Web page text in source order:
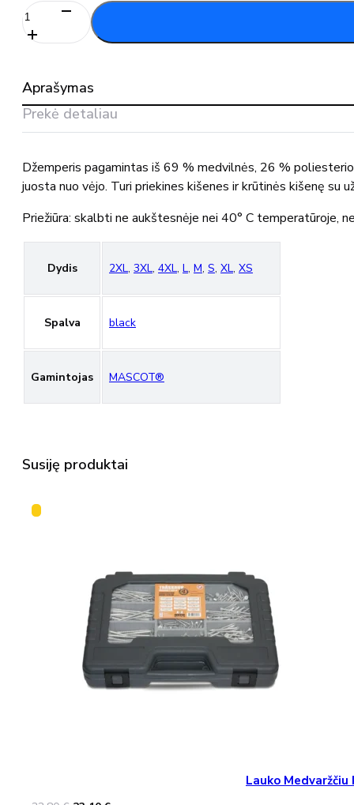
produkto
kiekis:
Džemperis
ir
gobtuvu
MASCOT®
Aprašymas
Prekė detaliau
Džemperis pagamintas iš 69 % medvilnės, 26 %
juosta nuo vėjo. Turi priekines kišenes ir krūtinės kišenę su
Priežiūra: skalbti ne aukštesnėje nei 40° C temperatūroje,
Dydis 2XL, 3XL, 4XL, L, M, S, XL, XS
Spalva black
Gamintojas MASCOT®
Susiję produktai
Lauko Medvaržčiu